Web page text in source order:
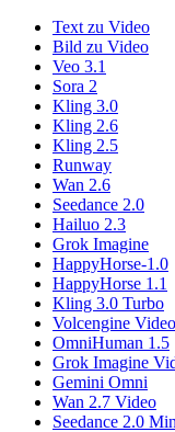
Text zu Video
Bild zu Video
Veo 3.1
Sora 2
Kling 3.0
Kling 2.6
Kling 2.5
Runway
Wan 2.6
Seedance 2.0
Hailuo 2.3
Grok Imagine
HappyHorse-1.0
HappyHorse 1.1
Kling 3.0 Turbo
Volcengine
OmniHuman 1.5
Grok Imagine
Gemini Omni
Wan 2.7 Video
Seedance 2.0